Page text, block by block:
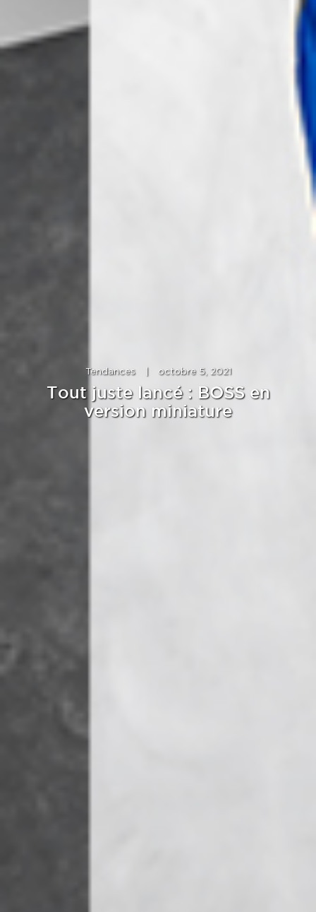
Tendances octobre 5, 2021
Tout juste lancé : BOSS en
version miniature